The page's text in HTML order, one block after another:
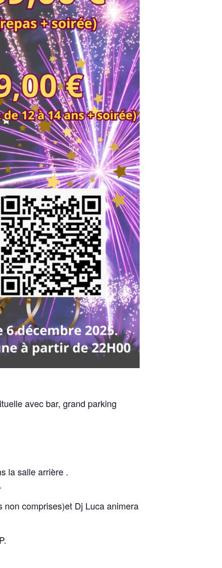
avec bar, grand parking
la salle arrière .
comprises)et Dj Luca animera